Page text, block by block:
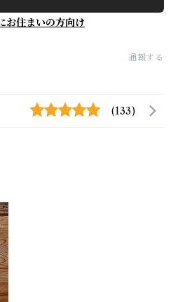
お住まいの方向け
通報する
(133)